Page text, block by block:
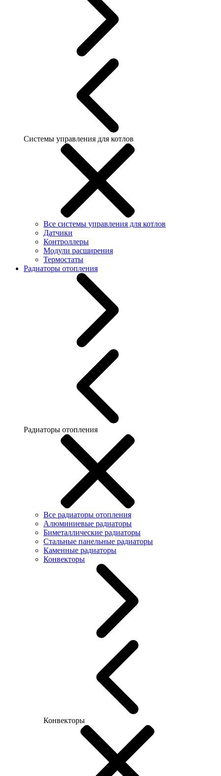
Системы управления для котлов
Все системы управления для котлов
Датчики
Контроллеры
Модули расширения
Термостаты
Радиаторы отопления
Радиаторы отопления
Все радиаторы отопления
Алюминиевые радиаторы
Биметаллические радиаторы
Стальные панельные радиаторы
Каменные радиаторы
Конвекторы
Конвекторы